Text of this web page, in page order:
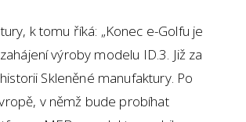
k tomu říká: „Konec e-Golfu je
výroby modelu ID.3. Již za
Skleněné manufaktury. Po
v němž bude probíhat